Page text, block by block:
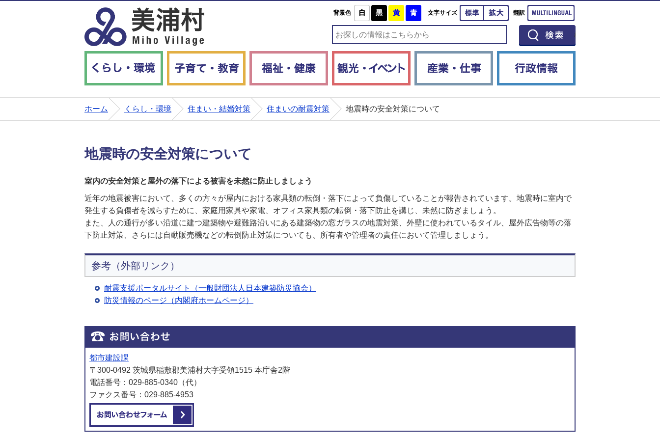
背景色 白 黒 黄 青文字サイズ 標準 拡大
翻訳
ホーム くらし・環境 住まい・結婚対策 住まいの耐震対策 地震時の安全対策について
地震時の安全対策について
室内の安全対策と屋外の落下による被害を未然に防止しましょう
近年の地震被害において、多くの方々が屋内における家具類の転倒・落下によって負傷していることが報告されています。地震時に室内で
発生する負傷者を減らすために、家庭用家具や家電、オフィス家具類の転倒・落下防止を講じ、未然に防ぎましょう。
また、人の通行が多い沿道に建つ建築物や避難路沿いにある建築物の窓ガラスの地震対策、外壁に使われているタイル、屋外広告物等の落
下防止対策、さらには自動販売機などの転倒防止対策についても、所有者や管理者の責任において管理しましょう。
参考（外部リンク）
耐震支援ポータルサイト（一般財団法人日本建築防災協会）
防災情報のページ（内閣府ホームページ）
都市建設課
〒300-0492 茨城県稲敷郡美浦村大字受領1515 本庁舎2階
電話番号：029-885-0340（代）
ファクス番号：029-885-4953